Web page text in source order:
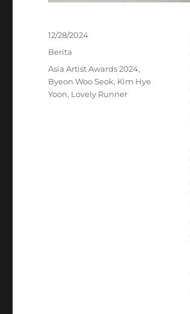
Posted
12/28/2024
Categories
Berita
Tags
Asia Artist Awards 2024,
Byeon Woo Seok, Kim Hye
Yoon, Lovely Runner